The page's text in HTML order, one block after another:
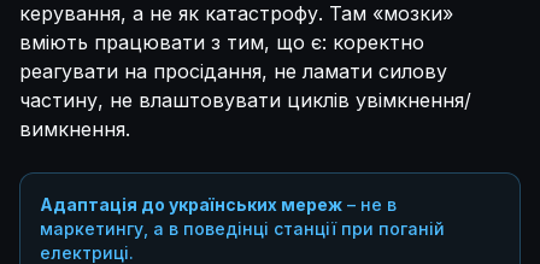
керування, а не як катастрофу. Там «мозки»
вміють працювати з тим, що є: коректно
реагувати на просідання, не ламати силову
частину, не влаштовувати циклів увімкнення/
вимкнення.
Адаптація до українських мереж – не в
маркетингу, а в поведінці станції при поганій
електриці.